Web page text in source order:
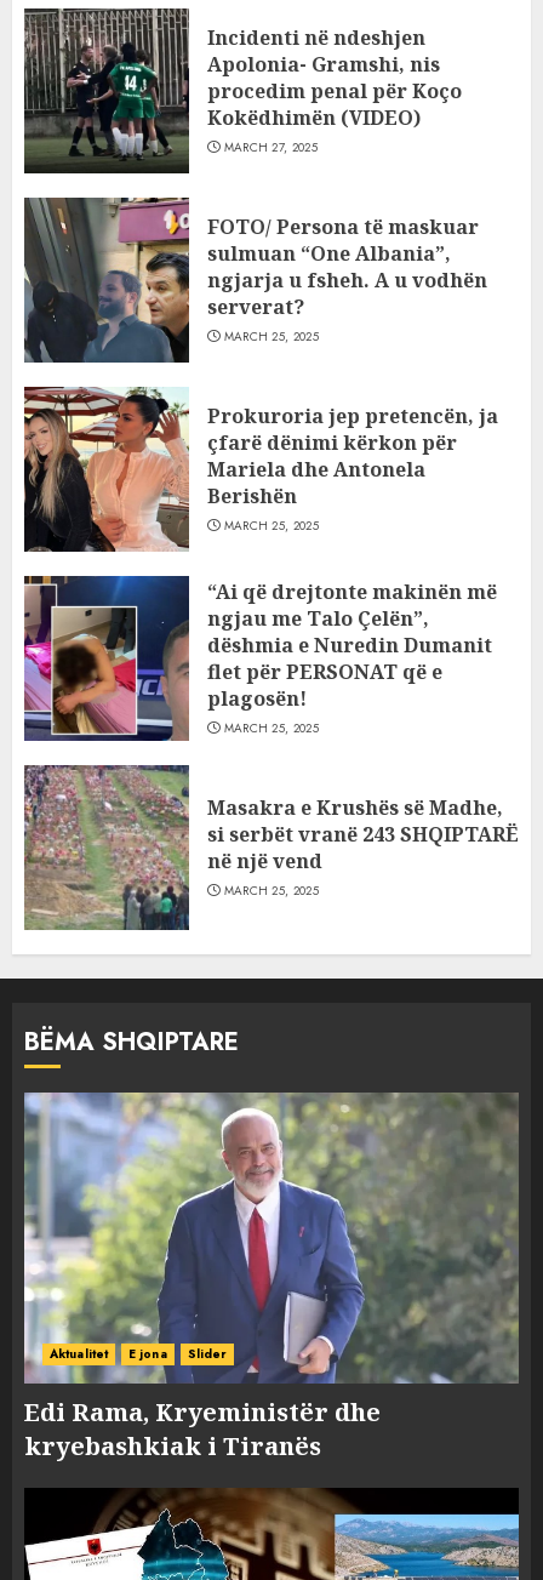
Incidenti në ndeshjen
Apolonia- Gramshi, nis
procedim penal për Koço
Kokëdhimën (VIDEO)
MARCH 27, 2025
FOTO/ Persona të maskuar
sulmuan “One Albania”,
ngjarja u fsheh. A u vodhën
serverat?
MARCH 25, 2025
Prokuroria jep pretencën, ja
çfarë dënimi kërkon për
Mariela dhe Antonela
Berishën
MARCH 25, 2025
“Ai që drejtonte makinën më
ngjau me Talo Çelën”,
dëshmia e Nuredin Dumanit
flet për PERSONAT që e
plagosën!
MARCH 25, 2025
Masakra e Krushës së Madhe,
si serbët vranë 243 SHQIPTARË
në një vend
MARCH 25, 2025
BËMA SHQIPTARE
Aktualitet E jona Slider
Edi Rama, Kryeministër dhe
kryebashkiak i Tiranës